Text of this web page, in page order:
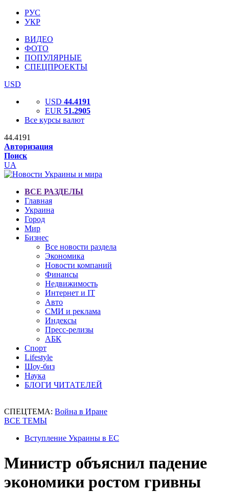
РУС
УКР
ВИДЕО
ФОТО
ПОПУЛЯРНЫЕ
СПЕЦПРОЕКТЫ
USD
USD 44.4191
EUR 51.2905
Все курсы валют
44.4191
Авторизация
Поиск
UA
ВСЕ РАЗДЕЛЫ
Главная
Украина
Город
Мир
Бизнес
Все новости раздела
Экономика
Новости компаний
Финансы
Недвижимость
Интернет и IT
Авто
СМИ и реклама
Индексы
Пресс-релизы
АБК
Спорт
Lifestyle
Шоу-биз
Наука
БЛОГИ ЧИТАТЕЛЕЙ
СПЕЦТЕМА: Война в Иране
ВСЕ ТЕМЫ
Вступление Украины в ЕС
Министр объяснил падение
экономики ростом гривны